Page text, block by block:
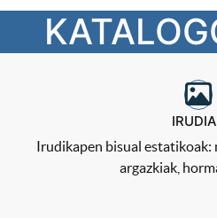
Irudikapen bisual estatikoak:
argazkiak,